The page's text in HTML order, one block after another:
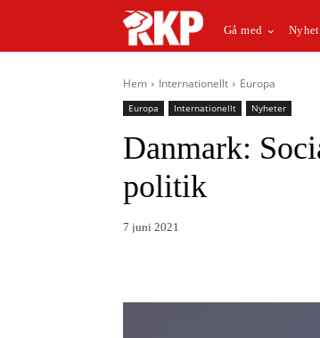
Gå med
Hem Internationellt Europa
Europa Internationellt Nyheter
Danmark:
politik
7 juni 2021